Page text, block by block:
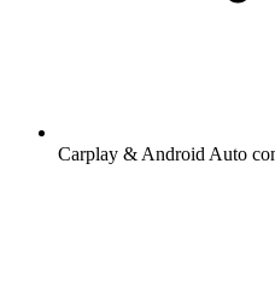
Carplay & Android Auto